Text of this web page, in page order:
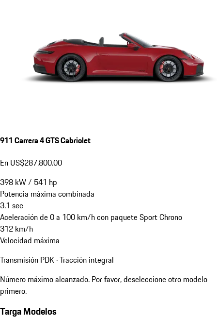
911 Carrera 4 GTS Cabriolet
En US$287,800.00
398 kW/ 541 hp
Potencia máxima combinada
3.1 sec
Aceleración de 0 a 100 km/h con paquete Sport Chrono
312 km/h
Velocidad máxima
Transmisión PDK · Tracción integral
Número máximo alcanzado. Por favor, deseleccione otro modelo
primero.
Targa Modelos